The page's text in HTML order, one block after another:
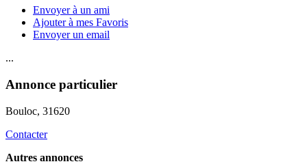
Envoyer à un ami
Ajouter à mes Favoris
Envoyer un email
...
Annonce particulier
Bouloc, 31620
Contacter
Autres annonces